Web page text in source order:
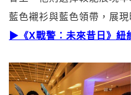
藍色襯衫與藍色領帶 ，展
▶《X戰警：未來昔日》紐